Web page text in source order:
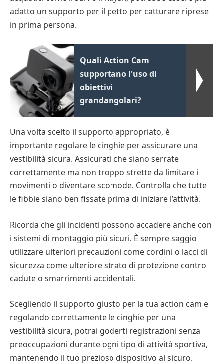
adatto un supporto per il petto per catturare riprese
in prima persona.
Quali Action Cam
supportano l'uso di
obiettivi
grandangolari?
Una volta scelto il supporto appropriato, è
importante regolare le cinghie per assicurare una
vestibilità sicura. Assicurati che siano serrate
correttamente ma non troppo strette da limitare i
movimenti o diventare scomode. Controlla che tutte
le fibbie siano ben fissate prima di iniziare l’attività.
Ricorda che gli incidenti possono accadere anche con
i sistemi di montaggio più sicuri. È sempre saggio
utilizzare ulteriori precauzioni come cordini o lacci di
sicurezza come ulteriore strato di protezione contro
cadute o smarrimenti accidentali.
Scegliendo il supporto giusto per la tua action cam e
regolando correttamente le cinghie per una
vestibilità sicura, potrai goderti registrazioni senza
preoccupazioni durante ogni tipo di attività sportiva,
mantenendo il tuo prezioso dispositivo al sicuro.